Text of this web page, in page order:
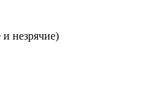
незрячие)